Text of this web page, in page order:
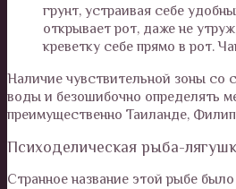
грунт, устраивая себе
открывает рот, даже не
креветку себе прямо в рот.
Наличие чувствительной зоны со
воды и безошибочно определять
преимущественно Таиланде,
Психоделическая рыба-
Странное название этой рыбе